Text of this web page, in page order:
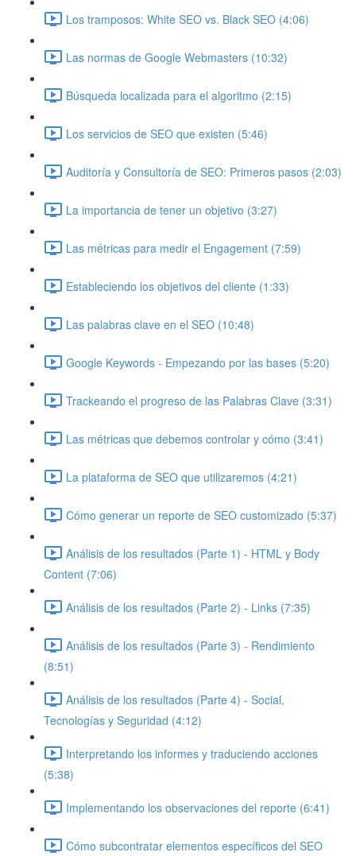
Los tramposos: White SEO vs. Black SEO (4:06)
Las normas de Google Webmasters (10:32)
Búsqueda localizada para el algoritmo (2:15)
Los servicios de SEO que existen (5:46)
Auditoría y Consultoría de SEO: Primeros pasos (2:03)
La importancia de tener un objetivo (3:27)
Las métricas para medir el Engagement (7:59)
Estableciendo los objetivos del cliente (1:33)
Las palabras clave en el SEO (10:48)
Google Keywords - Empezando por las bases (5:20)
Trackeando el progreso de las Palabras Clave (3:31)
Las métricas que debemos controlar y cómo (3:41)
La plataforma de SEO que utilizaremos (4:21)
Cómo generar un reporte de SEO customizado (5:37)
Análisis de los resultados (Parte 1) - HTML y Body
Content (7:06)
Análisis de los resultados (Parte 2) - Links (7:35)
Análisis de los resultados (Parte 3) - Rendimiento
(8:51)
Análisis de los resultados (Parte 4) - Social,
Tecnologías y Seguridad (4:12)
Interpretando los informes y traduciendo acciones
(5:38)
Implementando los observaciones del reporte (6:41)
Cómo subcontratar elementos específicos del SEO